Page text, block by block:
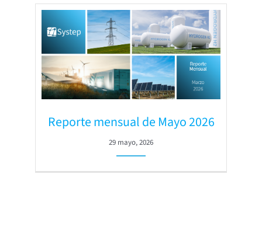
Reporte mensual de Mayo 2026
29 mayo, 2026